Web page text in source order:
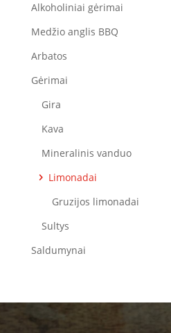
Alkoholiniai gėrimai
Medžio anglis BBQ
Arbatos
Gėrimai
Gira
Kava
Mineralinis vanduo
Limonadai
Gruzijos limonadai
Sultys
Saldumynai